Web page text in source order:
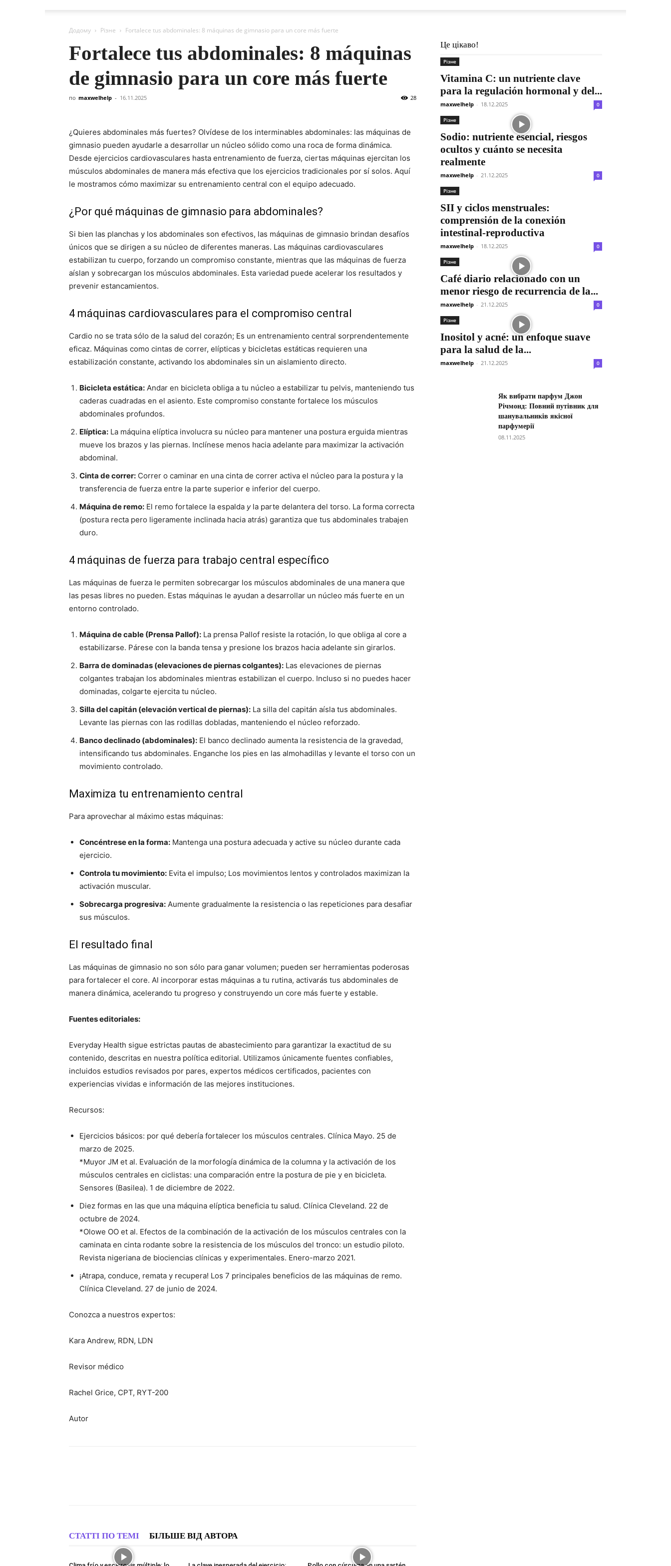
Додому Різне Fortalece tus abdominales: 8 máquinas de gimnasio para un core más fuerte
Fortalece tus abdominales: 8 máquinas
de gimnasio para un core más fuerte
по maxwelhelp - 16.11.2025 28
¿Quieres abdominales más fuertes? Olvídese de los interminables abdominales: las máquinas de
gimnasio pueden ayudarle a desarrollar un núcleo sólido como una roca de forma dinámica.
Desde ejercicios cardiovasculares hasta entrenamiento de fuerza, ciertas máquinas ejercitan los
músculos abdominales de manera más efectiva que los ejercicios tradicionales por sí solos. Aquí
le mostramos cómo maximizar su entrenamiento central con el equipo adecuado.
¿Por qué máquinas de gimnasio para abdominales?
Si bien las planchas y los abdominales son efectivos, las máquinas de gimnasio brindan desafíos
únicos que se dirigen a su núcleo de diferentes maneras. Las máquinas cardiovasculares
estabilizan tu cuerpo, forzando un compromiso constante, mientras que las máquinas de fuerza
aíslan y sobrecargan los músculos abdominales. Esta variedad puede acelerar los resultados y
prevenir estancamientos.
4 máquinas cardiovasculares para el compromiso central
Cardio no se trata sólo de la salud del corazón; Es un entrenamiento central sorprendentemente
eficaz. Máquinas como cintas de correr, elípticas y bicicletas estáticas requieren una
estabilización constante, activando los abdominales sin un aislamiento directo.
Bicicleta estática: Andar en bicicleta obliga a tu núcleo a estabilizar tu pelvis, manteniendo tus
caderas cuadradas en el asiento. Este compromiso constante fortalece los músculos
abdominales profundos.
Elíptica: La máquina elíptica involucra su núcleo para mantener una postura erguida mientras
mueve los brazos y las piernas. Inclínese menos hacia adelante para maximizar la activación
abdominal.
Cinta de correr: Correr o caminar en una cinta de correr activa el núcleo para la postura y la
transferencia de fuerza entre la parte superior e inferior del cuerpo.
Máquina de remo: El remo fortalece la espalda yla parte delantera del torso. La forma correcta
(postura recta pero ligeramente inclinada hacia atrás) garantiza que tus abdominales trabajen
duro.
4 máquinas de fuerza para trabajo central específico
Las máquinas de fuerza le permiten sobrecargar los músculos abdominales de una manera que
las pesas libres no pueden. Estas máquinas le ayudan a desarrollar un núcleo más fuerte en un
entorno controlado.
Máquina de cable (Prensa Pallof): La prensa Pallof resiste la rotación, lo que obliga al core a
estabilizarse. Párese con la banda tensa y presione los brazos hacia adelante sin girarlos.
Barra de dominadas (elevaciones de piernas colgantes): Las elevaciones de piernas
colgantes trabajan los abdominales mientras estabilizan el cuerpo. Incluso si no puedes hacer
dominadas, colgarte ejercita tu núcleo.
Silla del capitán (elevación vertical de piernas): La silla del capitán aísla tus abdominales.
Levante las piernas con las rodillas dobladas, manteniendo el núcleo reforzado.
Banco declinado (abdominales): El banco declinado aumenta la resistencia de la gravedad,
intensificando tus abdominales. Enganche los pies en las almohadillas y levante el torso con un
movimiento controlado.
Maximiza tu entrenamiento central
Para aprovechar al máximo estas máquinas:
Concéntrese en la forma: Mantenga una postura adecuada y active su núcleo durante cada
ejercicio.
Controla tu movimiento: Evita el impulso; Los movimientos lentos y controlados maximizan la
activación muscular.
Sobrecarga progresiva: Aumente gradualmente la resistencia o las repeticiones para desafiar
sus músculos.
El resultado final
Las máquinas de gimnasio no son sólo para ganar volumen; pueden ser herramientas poderosas
para fortalecer el core. Al incorporar estas máquinas a tu rutina, activarás tus abdominales de
manera dinámica, acelerando tu progreso y construyendo un core más fuerte y estable.
Fuentes editoriales:
Everyday Health sigue estrictas pautas de abastecimiento para garantizar la exactitud de su
contenido, descritas en nuestra política editorial. Utilizamos únicamente fuentes confiables,
incluidos estudios revisados ​​por pares, expertos médicos certificados, pacientes con
experiencias vividas e información de las mejores instituciones.
Recursos:
Ejercicios básicos: por qué debería fortalecer los músculos centrales. Clínica Mayo. 25 de
marzo de 2025.
*Muyor JM et al. Evaluación de la morfología dinámica de la columna y la activación de los
músculos centrales en ciclistas: una comparación entre la postura de pie y en bicicleta.
Sensores (Basilea). 1 de diciembre de 2022.
Diez formas en las que una máquina elíptica beneficia tu salud. Clínica Cleveland. 22 de
octubre de 2024.
*Olowe OO et al. Efectos de la combinación de la activación de los músculos centrales con la
caminata en cinta rodante sobre la resistencia de los músculos del tronco: un estudio piloto.
Revista nigeriana de biociencias clínicas y experimentales. Enero-marzo 2021.
¡Atrapa, conduce, remata y recupera! Los 7 principales beneficios de las máquinas de remo.
Clínica Cleveland. 27 de junio de 2024.
Conozca a nuestros expertos:
Kara Andrew, RDN, LDN
Revisor médico
Rachel Grice, CPT, RYT-200
Autor
СТАТТІ ПО ТЕМІ БІЛЬШЕ ВІД АВТОРА
Це цікаво!
Різне
Vitamina C: un nutriente clave
para la regulación hormonal y del...
maxwelhelp - 18.12.2025 0
Різне
Sodio: nutriente esencial, riesgos
ocultos y cuánto se necesita
realmente
maxwelhelp - 21.12.2025 0
Різне
SII y ciclos menstruales:
comprensión de la conexión
intestinal-reproductiva
maxwelhelp - 18.12.2025 0
Різне
Café diario relacionado con un
menor riesgo de recurrencia de la...
maxwelhelp - 21.12.2025 0
Різне
Inositol y acné: un enfoque suave
para la salud de la...
maxwelhelp - 21.12.2025 0
Як вибрати парфум Джон
Річмонд: Повний путівник для
шанувальників якісної
парфумерії
08.11.2025